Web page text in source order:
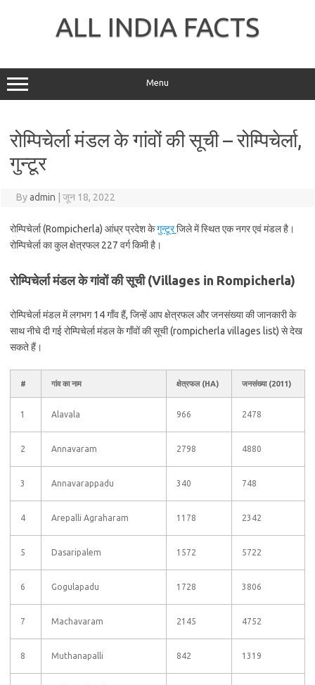
ALL INDIA FACTS
Menu
रोम्पिचेर्ला मंडल के गांवों की सूची – रोम्पिचेर्ला,
गुन्टूर
Byadmin जून 18, 2022
रोम्पिचेर्ला (Rompicherla) आंध्र प्रदेश केगुन्टूरजिले में स्थित एक नगर एवं मंडल है।
रोम्पिचेर्ला का कुल क्षेत्रफल 227 वर्ग किमी है।
रोम्पिचेर्ला मंडल के गांवों की सूची (Villages in Rompicherla)
रोम्पिचेर्ला मंडल में लगभग 14 गाँव हैं, जिन्हें आप क्षेत्रफल और जनसंख्या की जानकारी के
साथ नीचे दी गई रोम्पिचेर्ला मंडल के गाँवों की सूची (rompicherla villages list) से देख
सकते हैं।
# गांव का नाम क्षेत्रफल (HA) जनसंख्या (2011)
1 Alavala 966 2478
2 Annavaram 2798 4880
3 Annavarappadu 340 748
4 Arepalli Agraharam 1178 2342
5 Dasaripalem 1572 5722
6 Gogulapadu 1728 3806
7 Machavaram 2145 4752
8 Muthanapalli 842 1319